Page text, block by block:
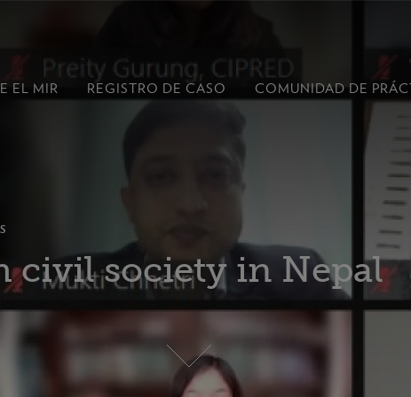
EL MIR REGISTRO DE CASO COMUNIDAD DE
civil society in Nepal